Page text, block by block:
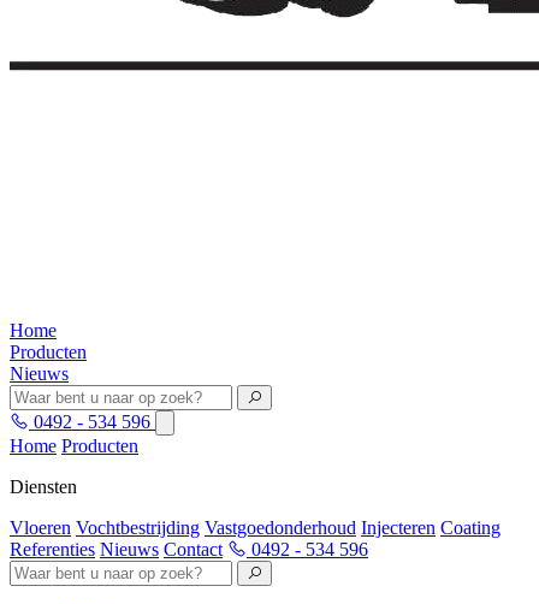
Home
Producten
Nieuws
0492 - 534 596
Home Producten
Diensten
Vloeren Vochtbestrijding Vastgoedonderhoud Injecteren Coating
Referenties Nieuws Contact 0492 - 534 596